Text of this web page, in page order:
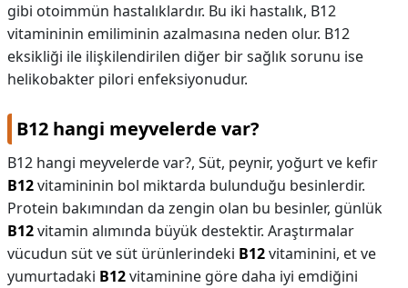
gibi otoimmün hastalıklardır. Bu iki hastalık, B12
vitamininin emiliminin azalmasına neden olur. B12
eksikliği ile ilişkilendirilen diğer bir sağlık sorunu ise
helikobakter pilori enfeksiyonudur.
B12 hangi meyvelerde var?
B12 hangi meyvelerde var?, Süt, peynir, yoğurt ve kefir
B12vitamininin bol miktarda bulunduğu besinlerdir.
Protein bakımından da zengin olan bu besinler, günlük
B12vitamin alımında büyük destektir. Araştırmalar
vücudun süt ve süt ürünlerindeki B12vitaminini, et ve
yumurtadaki B12vitaminine göre daha iyi emdiğini